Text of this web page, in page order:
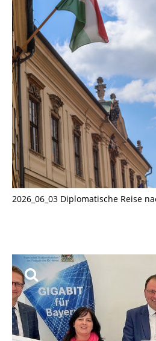
2026_06_03 Diplomatische Reise